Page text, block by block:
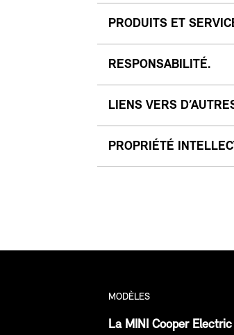
PRODUITS ET
RESPONSABILITÉ.
LIENS VERS
PROPRIÉTÉ
MODÈLES
La MINI Cooper Electric